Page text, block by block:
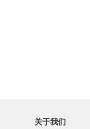
关于我们